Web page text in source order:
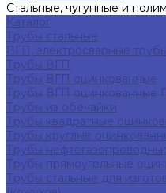
Стальные, чугунные и
Каталог
Трубы стальные
ВГП, электросварные
Трубы ВГП
Трубы ВГП оцинкованные
Трубы ВГП оцинкованные
Трубы из обечайки
Трубы квадратные
Трубы круглые
Трубы
Трубы прямоугольные
Трубы стальные для